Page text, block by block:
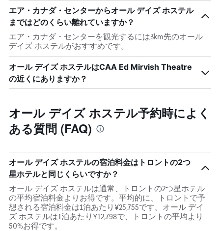
エア・カナダ・センターからオール デイズ ホステル
まではどのくらい離れていますか？
エア・カナダ・センターを観光するには3km先のオール
デイズ ホステルがおすすめです。
オール デイズ ホステルはCAA Ed Mirvish Theatre
の近くにありますか？
オール デイズ ホステル予約時によく
ある質問 (FAQ)
オール デイズ ホステルの宿泊料金はトロントの2つ
星ホテルと同じくらいですか？
オール デイズ ホステルは通常、トロントの2つ星ホテル
の平均宿泊料金よりお得です。平均的に、トロントで予
想される宿泊料金は1泊あたり¥25,755です。オール デイ
ズ ホステルは1泊あたり¥12,798で、トロントの平均より
50%お得です。